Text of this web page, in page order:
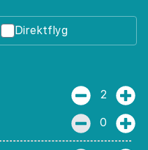
Direktflyg
2
0